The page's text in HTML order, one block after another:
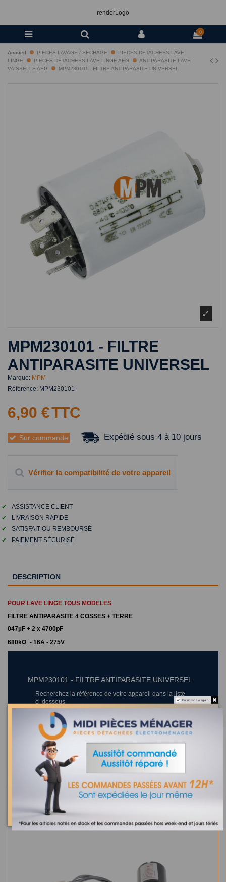
renderLogo
0
Accueil PIECES LAVAGE / SECHAGE
PIECES DETACHEES LAVE
LINGE
PIECES DETACHEES LAVE LINGE AEG
ANTIPARASITE LAVE
VAISSELLE AEG
MPM230101 - FILTRE ANTIPARASITE UNIVERSEL
MPM230101 - FILTRE
ANTIPARASITE UNIVERSEL
Marque: MPM
Référence: MPM230101
6,90 €TTC
Sur commande Expédié sous 4 à 10 jours
Vérifier la compatibilité de votre appareil
✔
ASSISTANCE CLIENT
✔
LIVRAISON RAPIDE
✔
SATISFAIT OU REMBOURSÉ
✔
PAIEMENT SÉCURISÉ
DESCRIPTION
POUR LAVE LINGE TOUS MODELES
FILTRE ANTIPARASITE 4 COSSES + TERRE
047µF + 2 x 4700pF
680kΩ - 16A - 275V
MPM230101 - FILTRE ANTIPARASITE UNIVERSEL
Recherchez la référence de votre appareil dans la liste
ci-dessous
Où trouver la référence de mon appareil ?
4 appareils compatibles.
Dans la même catégorie
Do not show again.